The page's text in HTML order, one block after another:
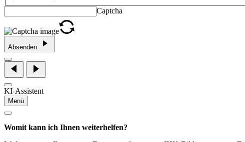
Captcha
Absenden
KI-Assistent
Menü
Womit kann ich Ihnen weiterhelfen?